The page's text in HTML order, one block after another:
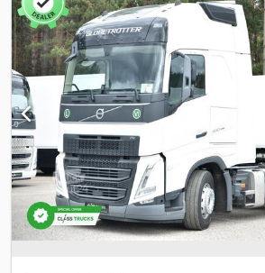
skaičius:6, variklio darbinis tūris:12 777 cm³,
padėtis:kairė, Įranga:pilna techninės
stiprintuvas, Funkcijos I-See Predictive
pagrįsta topografinė informacija Kabina:
sistemos tipas: Vienos energijos baterijos
Variklis ir turbokompresorius: D13K460TC
variklis, 460 AG, 2600 Nm SCR ir EGR Pavarų
automatinė 12 pavarų - bendroji bendroji
Automatinės pavarų dėžės rankinio pavarų
standartinė pavarų dėžės pavarų dėžė – I-
Variklio stabdžio tipas: „Volvo“ variklio stabdys
375kW/D16-500kW Pažangi avarinio
Vairuotojo dėmesio palaikymo sistema
Kabinos klimato įrenginys: elektra